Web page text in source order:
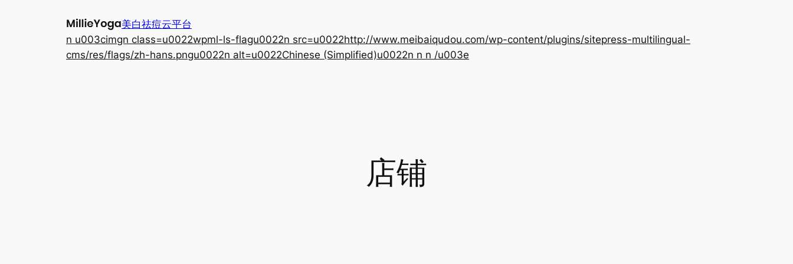
美白祛痘云平台
n u003cimgn class=u0022wpml-ls-flagu0022n src=u0022http://www.meibaiqudou.com/wp-content/plugins/sitepress-multilingual-
cms/res/flags/zh-hans.pngu0022n alt=u0022Chinese (Simplified)u0022n n n /u003e
店铺